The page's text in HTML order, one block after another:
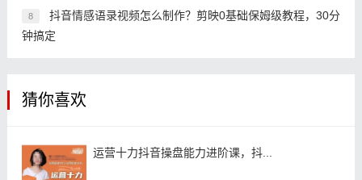
8
抖音情感语录视频怎么制作？剪映0基础保姆级教程，30分
钟搞定
猜你喜欢
运营十力抖音操盘能力进阶课，抖...